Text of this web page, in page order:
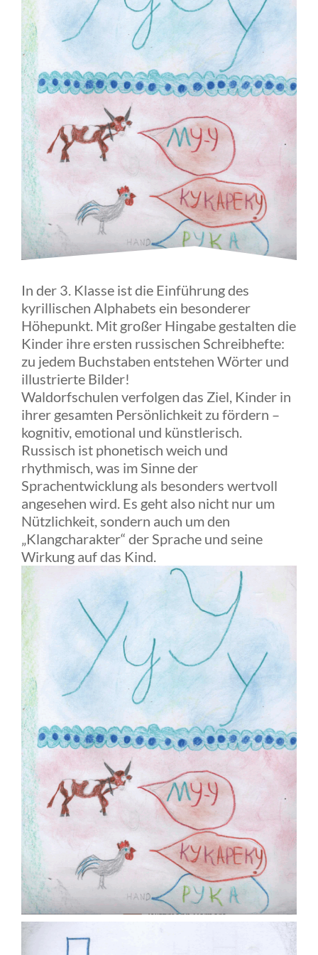
In der 3. Klasse ist die Einführung des
kyrillischen Alphabets ein besonderer
Höhepunkt. Mit großer Hingabe gestalten die
Kinder ihre ersten russischen Schreibhefte:
zu jedem Buchstaben entstehen Wörter und
illustrierte Bilder!
Waldorfschulen verfolgen das Ziel, Kinder in
ihrer gesamten Persönlichkeit zu fördern –
kognitiv, emotional und künstlerisch.
Russisch ist phonetisch weich und
rhythmisch, was im Sinne der
Sprachentwicklung als besonders wertvoll
angesehen wird. Es geht also nicht nur um
Nützlichkeit, sondern auch um den
„Klangcharakter“ der Sprache und seine
Wirkung auf das Kind.